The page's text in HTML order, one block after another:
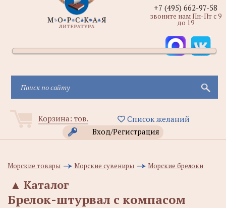
Корзина: тов.
Список желаний
Вход/Регистрация
+7 (495) 662-97-58
звоните нам Пн-Пт с 9
до 19
Морские товары Морские сувениры Морские брелоки
Каталог
▲
Брелок-штурвал с компасом